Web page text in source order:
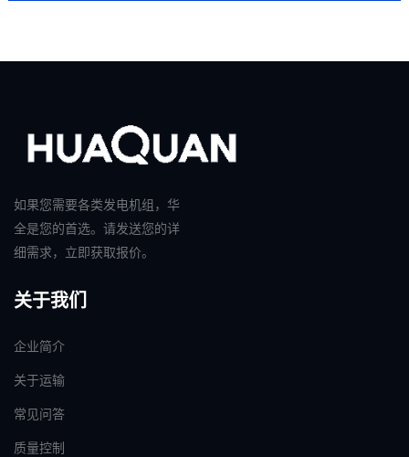
如果您需要各类发电机组，华
全是您的首选。请发送您的详
细需求，立即获取报价。
关于我们
企业简介
关于运输
常见问答
质量控制